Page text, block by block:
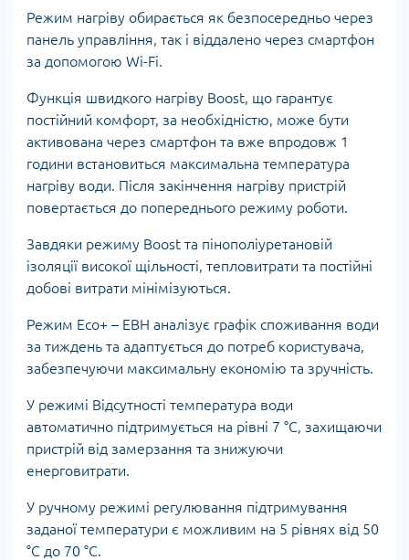
Режим нагріву обирається як безпосередньо через
панель управління, так і віддалено через смартфон
за допомогою Wi-Fi.
Функція швидкого нагріву Boost, що гарантує
постійний комфорт, за необхідністю, може бути
активована через смартфон та вже впродовж 1
години встановиться максимальна температура
нагріву води. Після закінчення нагріву пристрій
повертається до попереднього режиму роботи.
Завдяки режиму Boost та пінополіуретановій
ізоляції високої щільності, тепловитрати та постійні
добові витрати мінімізуються.
Режим Eco+ – ЕВН аналізує графік споживання води
за тиждень та адаптується до потреб користувача,
забезпечуючи максимальну економію та зручність.
У режимі Відсутності температура води
автоматично підтримується на рівні 7 °С, захищаючи
пристрій від замерзання та знижуючи
енерговитрати.
У ручному режимі регулювання підтримування
заданої температури є можливим на 5 рівнях від 50
°С до 70 °С.